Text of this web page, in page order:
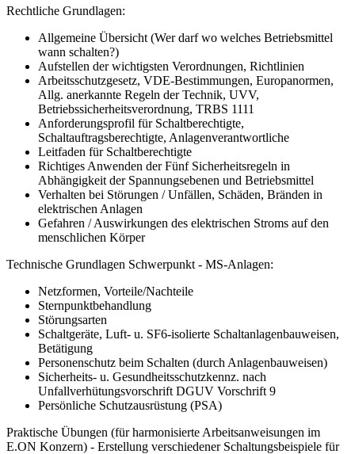
Rechtliche Grundlagen:
Allgemeine Übersicht (Wer darf wo welches Betriebsmittel
wann schalten?)
Aufstellen der wichtigsten Verordnungen, Richtlinien
Arbeitsschutzgesetz, VDE-Bestimmungen, Europanormen,
Allg. anerkannte Regeln der Technik, UVV,
Betriebssicherheitsverordnung, TRBS 1111
Anforderungsprofil für Schaltberechtigte,
Schaltauftragsberechtigte, Anlagenverantwortliche
Leitfaden für Schaltberechtigte
Richtiges Anwenden der Fünf Sicherheitsregeln in
Abhängigkeit der Spannungsebenen und Betriebsmittel
Verhalten bei Störungen / Unfällen, Schäden, Bränden in
elektrischen Anlagen
Gefahren / Auswirkungen des elektrischen Stroms auf den
menschlichen Körper
Technische Grundlagen Schwerpunkt - MS-Anlagen:
Netzformen, Vorteile/Nachteile
Sternpunktbehandlung
Störungsarten
Schaltgeräte, Luft- u. SF6-isolierte Schaltanlagenbauweisen,
Betätigung
Personenschutz beim Schalten (durch Anlagenbauweisen)
Sicherheits- u. Gesundheitsschutzkennz. nach
Unfallverhütungsvorschrift DGUV Vorschrift 9
Persönliche Schutzausrüstung (PSA)
Praktische Übungen (für harmonisierte Arbeitsanweisungen im
E.ON Konzern) - Erstellung verschiedener Schaltungsbeispiele für